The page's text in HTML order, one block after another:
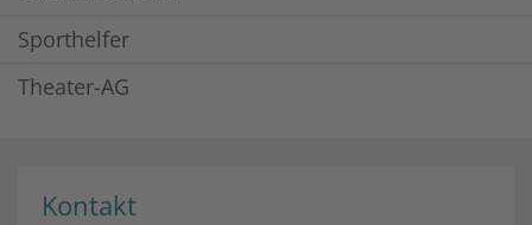
Sporthelfer
Theater-AG
Kontakt